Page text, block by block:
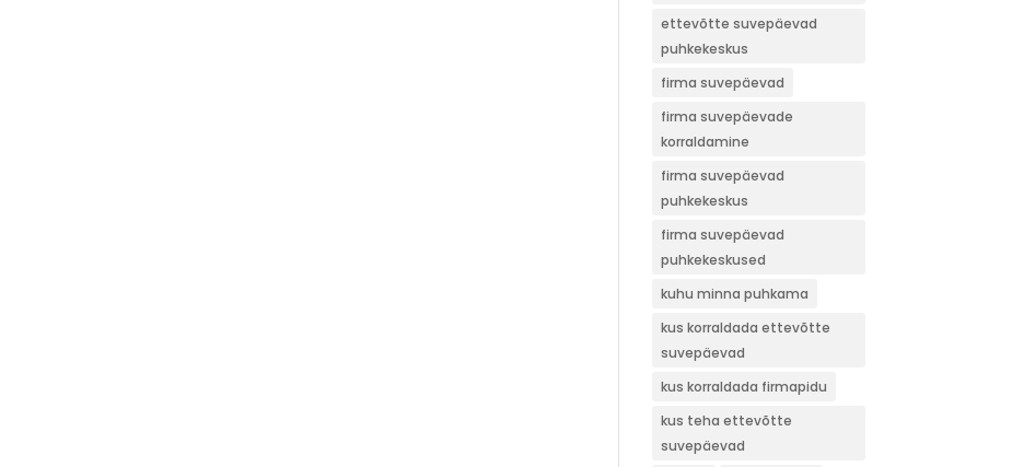
ettevõtte suvepäevad
puhkekeskus
firma suvepäevad
firma suvepäevade
korraldamine
firma suvepäevad
puhkekeskus
firma suvepäevad
puhkekeskused
kuhu minna puhkama
kus korraldada ettevõtte
suvepäevad
kus korraldada firmapidu
kus teha ettevõtte
suvepäevad